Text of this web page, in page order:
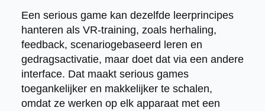
Een serious game kan dezelfde leerprincipes
hanteren als VR-training, zoals herhaling,
feedback, scenariogebaseerd leren en
gedragsactivatie, maar doet dat via een andere
interface. Dat maakt serious games
toegankelijker en makkelijker te schalen,
omdat ze werken op elk apparaat met een